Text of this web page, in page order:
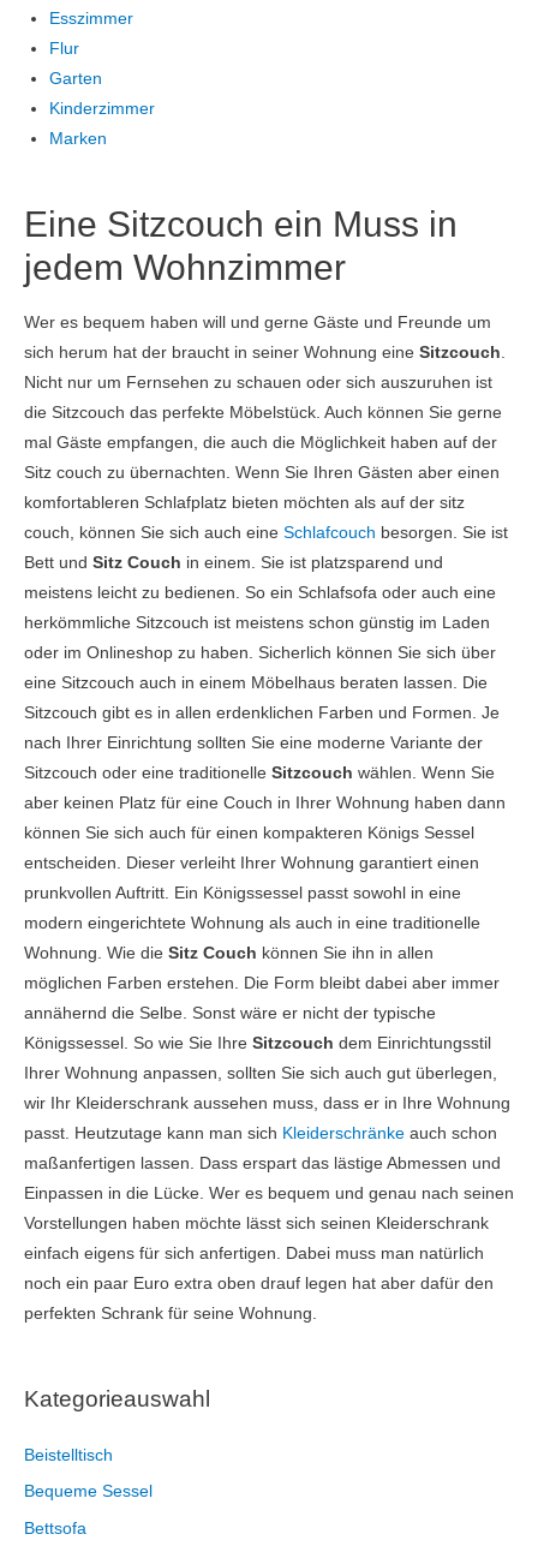
Esszimmer
Flur
Garten
Kinderzimmer
Marken
Kategorieauswahl
Beistelltisch
Bequeme Sessel
Bettsofa
Eine Sitzcouch ein Muss in
jedem Wohnzimmer
Wer es bequem haben will und gerne Gäste und Freunde um
sich herum hat der braucht in seiner Wohnung eine Sitzcouch.
Nicht nur um Fernsehen zu schauen oder sich auszuruhen ist
die Sitzcouch das perfekte Möbelstück. Auch können Sie gerne
mal Gäste empfangen, die auch die Möglichkeit haben auf der
Sitz couch zu übernachten. Wenn Sie Ihren Gästen aber einen
komfortableren Schlafplatz bieten möchten als auf der sitz
couch, können Sie sich auch eine Schlafcouch besorgen. Sie ist
Bett und Sitz Couch in einem. Sie ist platzsparend und
meistens leicht zu bedienen. So ein Schlafsofa oder auch eine
herkömmliche Sitzcouch ist meistens schon günstig im Laden
oder im Onlineshop zu haben. Sicherlich können Sie sich über
eine Sitzcouch auch in einem Möbelhaus beraten lassen. Die
Sitzcouch gibt es in allen erdenklichen Farben und Formen. Je
nach Ihrer Einrichtung sollten Sie eine moderne Variante der
Sitzcouch oder eine traditionelle Sitzcouch wählen. Wenn Sie
aber keinen Platz für eine Couch in Ihrer Wohnung haben dann
können Sie sich auch für einen kompakteren Königs Sessel
entscheiden. Dieser verleiht Ihrer Wohnung garantiert einen
prunkvollen Auftritt. Ein Königssessel passt sowohl in eine
modern eingerichtete Wohnung als auch in eine traditionelle
Wohnung. Wie die Sitz Couch können Sie ihn in allen
möglichen Farben erstehen. Die Form bleibt dabei aber immer
annähernd die Selbe. Sonst wäre er nicht der typische
Königssessel. So wie Sie Ihre Sitzcouch dem Einrichtungsstil
Ihrer Wohnung anpassen, sollten Sie sich auch gut überlegen,
wir Ihr Kleiderschrank aussehen muss, dass er in Ihre Wohnung
passt. Heutzutage kann man sich Kleiderschränke auch schon
maßanfertigen lassen. Dass erspart das lästige Abmessen und
Einpassen in die Lücke. Wer es bequem und genau nach seinen
Vorstellungen haben möchte lässt sich seinen Kleiderschrank
einfach eigens für sich anfertigen. Dabei muss man natürlich
noch ein paar Euro extra oben drauf legen hat aber dafür den
perfekten Schrank für seine Wohnung.